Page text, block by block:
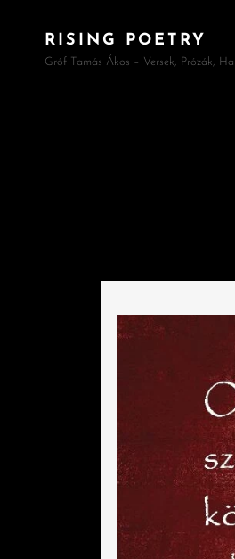
RISING POETRY
Gróf Tamás Ákos – Versek, Prózák,